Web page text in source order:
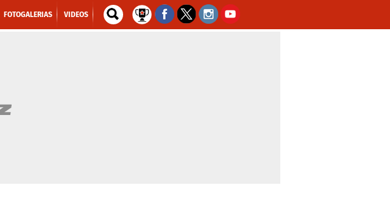
FOTOGALERIAS VIDEOS